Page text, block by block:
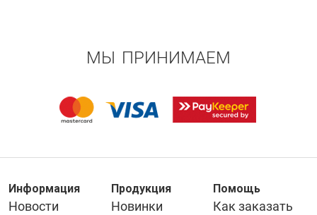
МЫ ПРИНИМАЕМ
Информация
Новости
Продукция
Новинки
Помощь
Как заказать